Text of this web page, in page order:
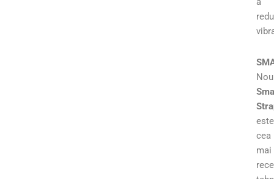
este
cea
mai